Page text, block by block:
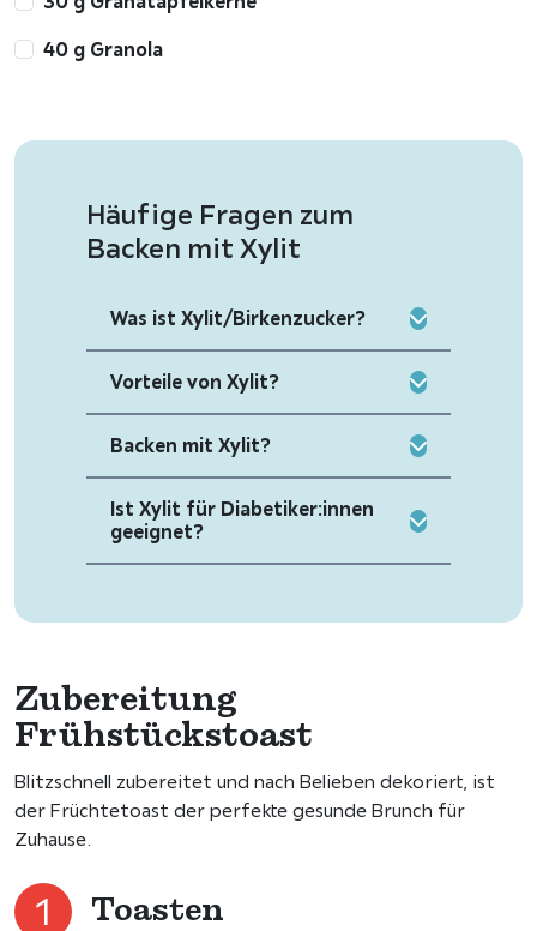
40 g Granola
Häufige Fragen zum
Backen mit Xylit
Was ist Xylit/Birkenzucker?
Vorteile von Xylit?
Backen mit Xylit?
Ist Xylit für Diabetiker:innen
geeignet?
Zubereitung
Frühstückstoast
Blitzschnell zubereitet und nach Belieben dekoriert, ist
der Früchtetoast der perfekte gesunde Brunch für
Zuhause.
Toasten